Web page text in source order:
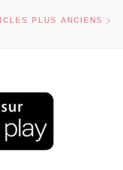
PLUS ANCIENS